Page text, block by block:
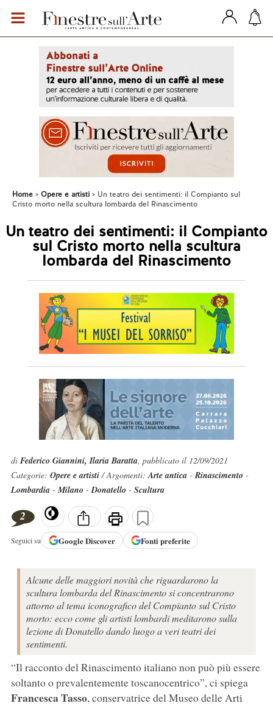
Home Opere e artisti
Un teatro dei sentimenti: il Compianto sul
Cristo morto nella scultura lombarda del Rinascimento
Un teatro dei sentimenti: il Compianto
sul Cristo morto nella scultura
lombarda del Rinascimento
di Federico Giannini, Ilaria Baratta, pubblicato il 12/09/2021
Categorie: Opere e artisti/ Argomenti:Arte antica-Rinascimento -
Lombardia-Milano -Donatello - Scultura
2
Seguici su GoogleDiscover Fonti preferite
Alcune delle maggiori novità che riguardarono la
scultura lombarda del Rinascimento si concentrarono
attorno al tema iconografico del Compianto sul Cristo
morto: ecco come gli artisti lombardi meditarono sulla
lezione di Donatello dando luogo a veri teatri dei
sentimenti.
“Il racconto del Rinascimento italiano non può più essere
soltanto o prevalentemente toscanocentrico”, ci spiega
Francesca Tasso, conservatrice del Museo delle Arti